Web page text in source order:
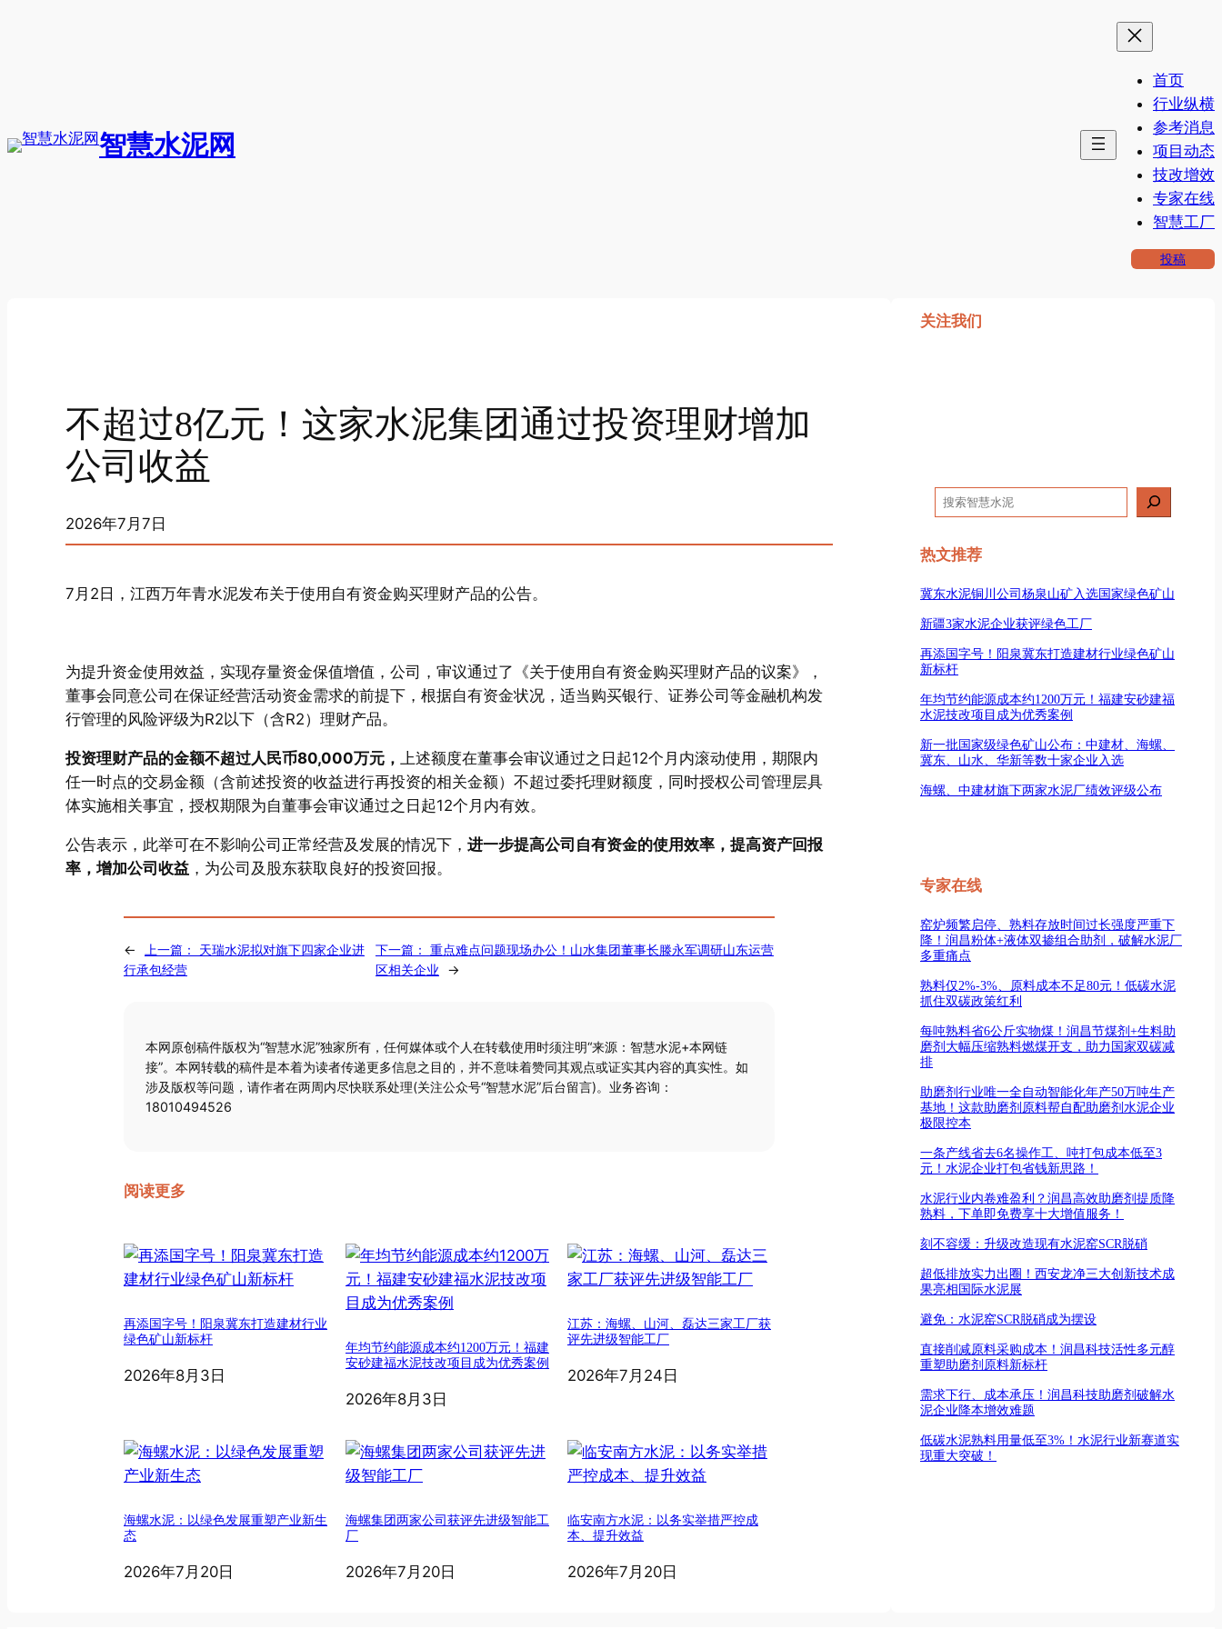
智慧水泥网
首页
行业纵横
参考消息
项目动态
技改增效
专家在线
智慧工厂
投稿
不超过8亿元！这家水泥集团通过投资理财增加
公司收益
2026年7月7日
7月2日，江西万年青水泥发布关于使用自有资金购买理财产品的公告。
为提升资金使用效益，实现存量资金保值增值，公司，审议通过了《关于使用自有资金购买理财产品的议案》，
董事会同意公司在保证经营活动资金需求的前提下，根据自有资金状况，适当购买银行、证券公司等金融机构发
行管理的风险评级为R2以下（含R2）理财产品。
投资理财产品的金额不超过人民币80,000万元，
上述额度在董事会审议通过之日起12个月内滚动使用，期限内
任一时点的交易金额（含前述投资的收益进行再投资的相关金额）不超过委托理财额度，同时授权公司管理层具
体实施相关事宜，授权期限为自董事会审议通过之日起12个月内有效。
公告表示，此举可在不影响公司正常经营及发展的情况下， 进一步提高公司自有资金的使用效率，提高资产回报
率，增加公司收益 ，为公司及股东获取良好的投资回报。
← 上一篇： 天瑞水泥拟对旗下四家企业进
行承包经营
下一篇： 重点难点问题现场办公！山水集团董事长滕永军调研山东运营
区相关企业
→
本网原创稿件版权为“智慧水泥”独家所有，任何媒体或个人在转载使用时须注明“来源：智慧水泥+本网链
接”。本网转载的稿件是本着为读者传递更多信息之目的，并不意味着赞同其观点或证实其内容的真实性。如
涉及版权等问题，请作者在两周内尽快联系处理(关注公众号“智慧水泥”后台留言)。业务咨询：
18010494526
阅读更多
再添国字号！阳泉冀东打造建材行业
绿色矿山新标杆
2026年8月3日
年均节约能源成本约1200万元！福建
安砂建福水泥技改项目成为优秀案例
2026年8月3日
江苏：海螺、山河、磊达三家工厂获
评先进级智能工厂
2026年7月24日
海螺水泥：以绿色发展重塑产业新生
态
2026年7月20日
海螺集团两家公司获评先进级智能工
厂
2026年7月20日
临安南方水泥：以务实举措严控成
本、提升效益
2026年7月20日
关注我们
搜
索
热文推荐
冀东水泥铜川公司杨泉山矿入选国家绿色矿山
新疆3家水泥企业获评绿色工厂
再添国字号！阳泉冀东打造建材行业绿色矿山
新标杆
年均节约能源成本约1200万元！福建安砂建福
水泥技改项目成为优秀案例
新一批国家级绿色矿山公布：中建材、海螺、
冀东、山水、华新等数十家企业入选
海螺、中建材旗下两家水泥厂绩效评级公布
专家在线
窑炉频繁启停、熟料存放时间过长强度严重下
降！润昌粉体+液体双掺组合助剂，破解水泥厂
多重痛点
熟料仅2%-3%、原料成本不足80元！低碳水泥
抓住双碳政策红利
每吨熟料省6公斤实物煤！润昌节煤剂+生料助
磨剂大幅压缩熟料燃煤开支，助力国家双碳减
排
助磨剂行业唯一全自动智能化年产50万吨生产
基地！这款助磨剂原料帮自配助磨剂水泥企业
极限控本
一条产线省去6名操作工、吨打包成本低至3
元！水泥企业打包省钱新思路！
水泥行业内卷难盈利？润昌高效助磨剂提质降
熟料，下单即免费享十大增值服务！
刻不容缓：升级改造现有水泥窑SCR脱硝
超低排放实力出圈！西安龙净三大创新技术成
果亮相国际水泥展
避免：水泥窑SCR脱硝成为摆设
直接削减原料采购成本！润昌科技活性多元醇
重塑助磨剂原料新标杆
需求下行、成本承压！润昌科技助磨剂破解水
泥企业降本增效难题
低碳水泥熟料用量低至3%！水泥行业新赛道实
现重大突破！